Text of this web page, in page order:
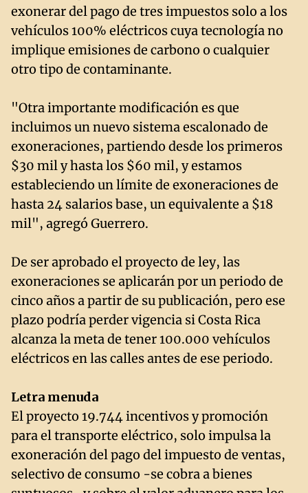
exonerar del pago de tres impuestos solo a los
vehículos 100% eléctricos cuya tecnología no
implique emisiones de carbono o cualquier
otro tipo de contaminante.
"Otra importante modificación es que
incluimos un nuevo sistema escalonado de
exoneraciones, partiendo desde los primeros
$30 mil y hasta los $60 mil, y estamos
estableciendo un límite de exoneraciones de
hasta 24 salarios base, un equivalente a $18
mil", agregó Guerrero.
De ser aprobado el proyecto de ley, las
exoneraciones se aplicarán por un periodo de
cinco años a partir de su publicación, pero ese
plazo podría perder vigencia si Costa Rica
alcanza la meta de tener 100.000 vehículos
eléctricos en las calles antes de ese periodo.
Letra menuda
El proyecto 19.744 incentivos y promoción
para el transporte eléctrico, solo impulsa la
exoneración del pago del impuesto de ventas,
selectivo de consumo -se cobra a bienes